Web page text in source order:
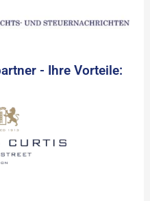
- Ihre Vorteile: